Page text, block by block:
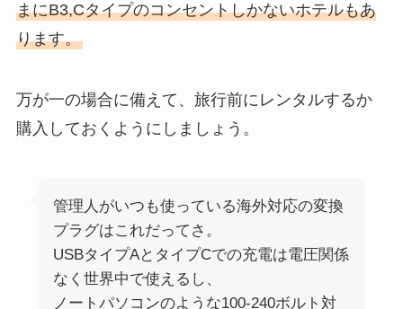
まにB3,Cタイプのコンセントしかないホテルもあ
ります。
万が一の場合に備えて、旅行前にレンタルするか
購入しておくようにしましょう。
管理人がいつも使っている海外対応の変換
プラグはこれだってさ。
USBタイプAとタイプCでの充電は電圧関係
なく世界中で使えるし、
ノートパソコンのような100-240ボルト対